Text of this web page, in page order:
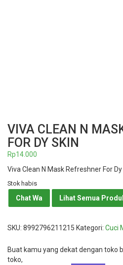
VIVA CLEAN N
FOR DY SKIN
Rp14.000
Viva Clean N Mask Refreshner For Dy
Stok habis
Chat Wa Lihat Semua
SKU: 8992796211215 Kategori: Cuci
Buat kamu yang dekat dengan toko
toko,